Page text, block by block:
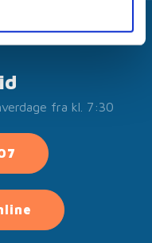
fra kl. 7:30